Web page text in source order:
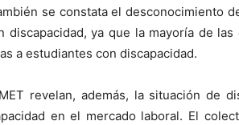
se constata el desconocimiento
discapacidad, ya que la mayoría de
a estudiantes con discapacidad.
revelan, además, la situación de
en el mercado laboral. El